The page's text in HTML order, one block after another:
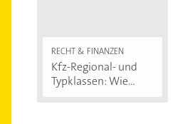
RECHT & FINANZEN
Kfz-Regional- und
Typklassen: Wie...